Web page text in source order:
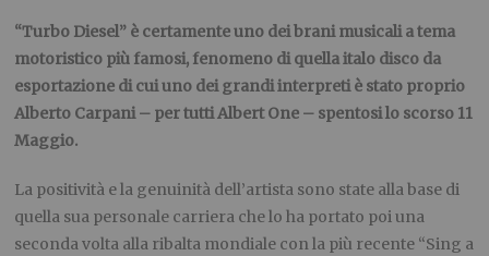
“Turbo Diesel” è certamente uno dei brani musicali a tema
motoristico più famosi, fenomeno di quella italo disco da
esportazione di cui uno dei grandi interpreti è stato proprio
Alberto Carpani – per tutti Albert One – spentosi lo scorso 11
Maggio.
La positività e la genuinità dell’artista sono state alla base di
quella sua personale carriera che lo ha portato poi una
seconda volta alla ribalta mondiale con la più recente “Sing a